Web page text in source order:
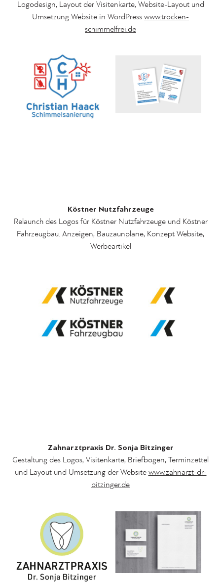
Logodesign, Layout der Visitenkarte, Website-Layout und
Umsetzung Website in WordPress www.trocken-
schimmelfrei.de
Köstner Nutzfahrzeuge
Relaunch des Logos für Köstner Nutzfahrzeuge und Köstner
Fahrzeugbau. Anzeigen, Bauzaunplane, Konzept Website,
Werbeartikel
Zahnarztpraxis Dr. Sonja Bitzinger
Gestaltung des Logos, Visitenkarte, Briefbogen, Terminzettel
und Layout und Umsetzung der Website www.zahnarzt-dr-
bitzinger.de